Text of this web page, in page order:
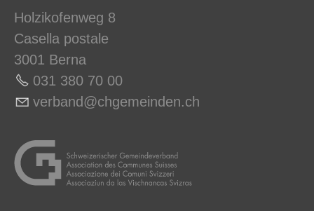
Holzikofenweg 8
Casella postale
3001 Berna
031 380 70 00
v rb nd chg m nd n ch